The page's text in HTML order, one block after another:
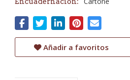
Añadir a favoritos